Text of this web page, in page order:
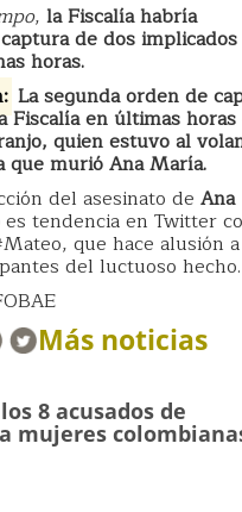
, la Fiscalía habría
de dos
horas.
La segunda orden de
Fiscalía en últimas horas
quien estuvo al
que murió Ana María.
del asesinato de Ana
es tendencia en Twitter
que hace alusión
del luctuoso hecho.
Más noticias
8 acusados de
mujeres